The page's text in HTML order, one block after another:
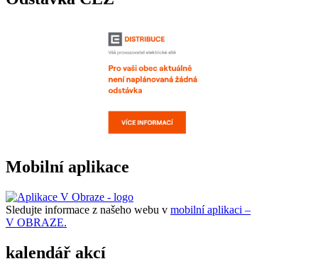
Mobilní aplikace
Sledujte informace z našeho webu v mobilní aplikaci –
V OBRAZE.
kalendář akcí